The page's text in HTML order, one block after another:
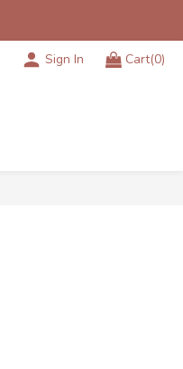
Sign In Cart(0)